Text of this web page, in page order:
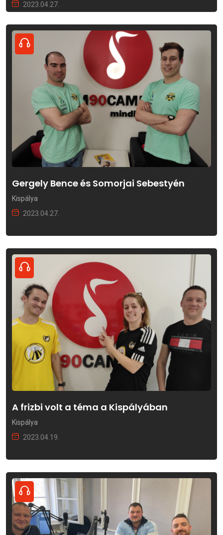
2023.04.27.
Gergely Bence és Somorjai Sebestyén
Kispálya
2023.04.27.
A frizbi volt a téma a Kispályában
Kispálya
2023.04.19.